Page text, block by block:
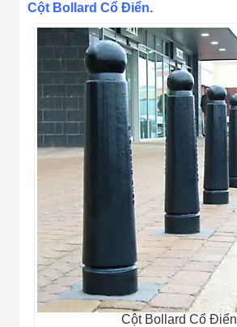
Cột Bollard Cổ Điển.
Cột Bollard Cổ Điển